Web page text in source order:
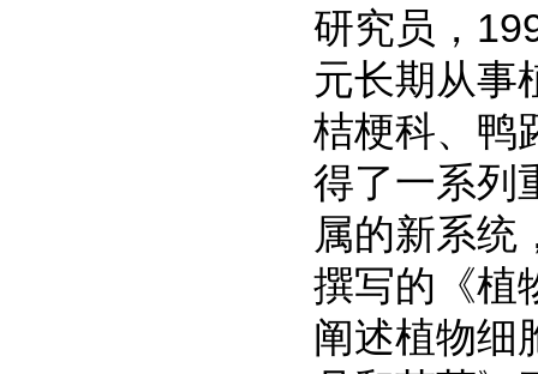
研究员，
元长期从事
桔梗科、鸭
得了一系列
属的新系统
撰写的《植
阐述植物细